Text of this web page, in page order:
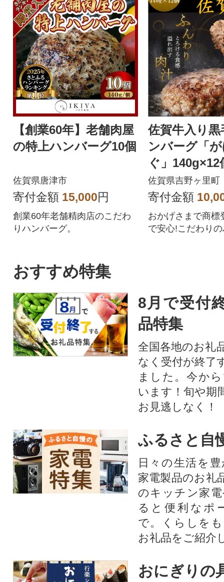
【創業60年】老舗肉屋
の特上ハンバーグ10個
佐賀県唐津市
寄付金額 15,000円
創業60年老舗精肉店のこだわ
りハンバーグ。
佐賀牛入り黒
ンバーグ「
ぐ」140g×12
佐賀県吉野ヶ里町
寄付金額
おかげさまで商標
で安心!こだわり
おすすめ特集
8月で受付
品特集
全国各地のお礼
なく受付が終了
ました。今か
います！旬や期
お見逃しなく！
ふるさと自
日々の生活を
家電製品のお礼
のキッチン家
ると便利なポ
で。くらしを
お礼品をご紹介
おにぎりの